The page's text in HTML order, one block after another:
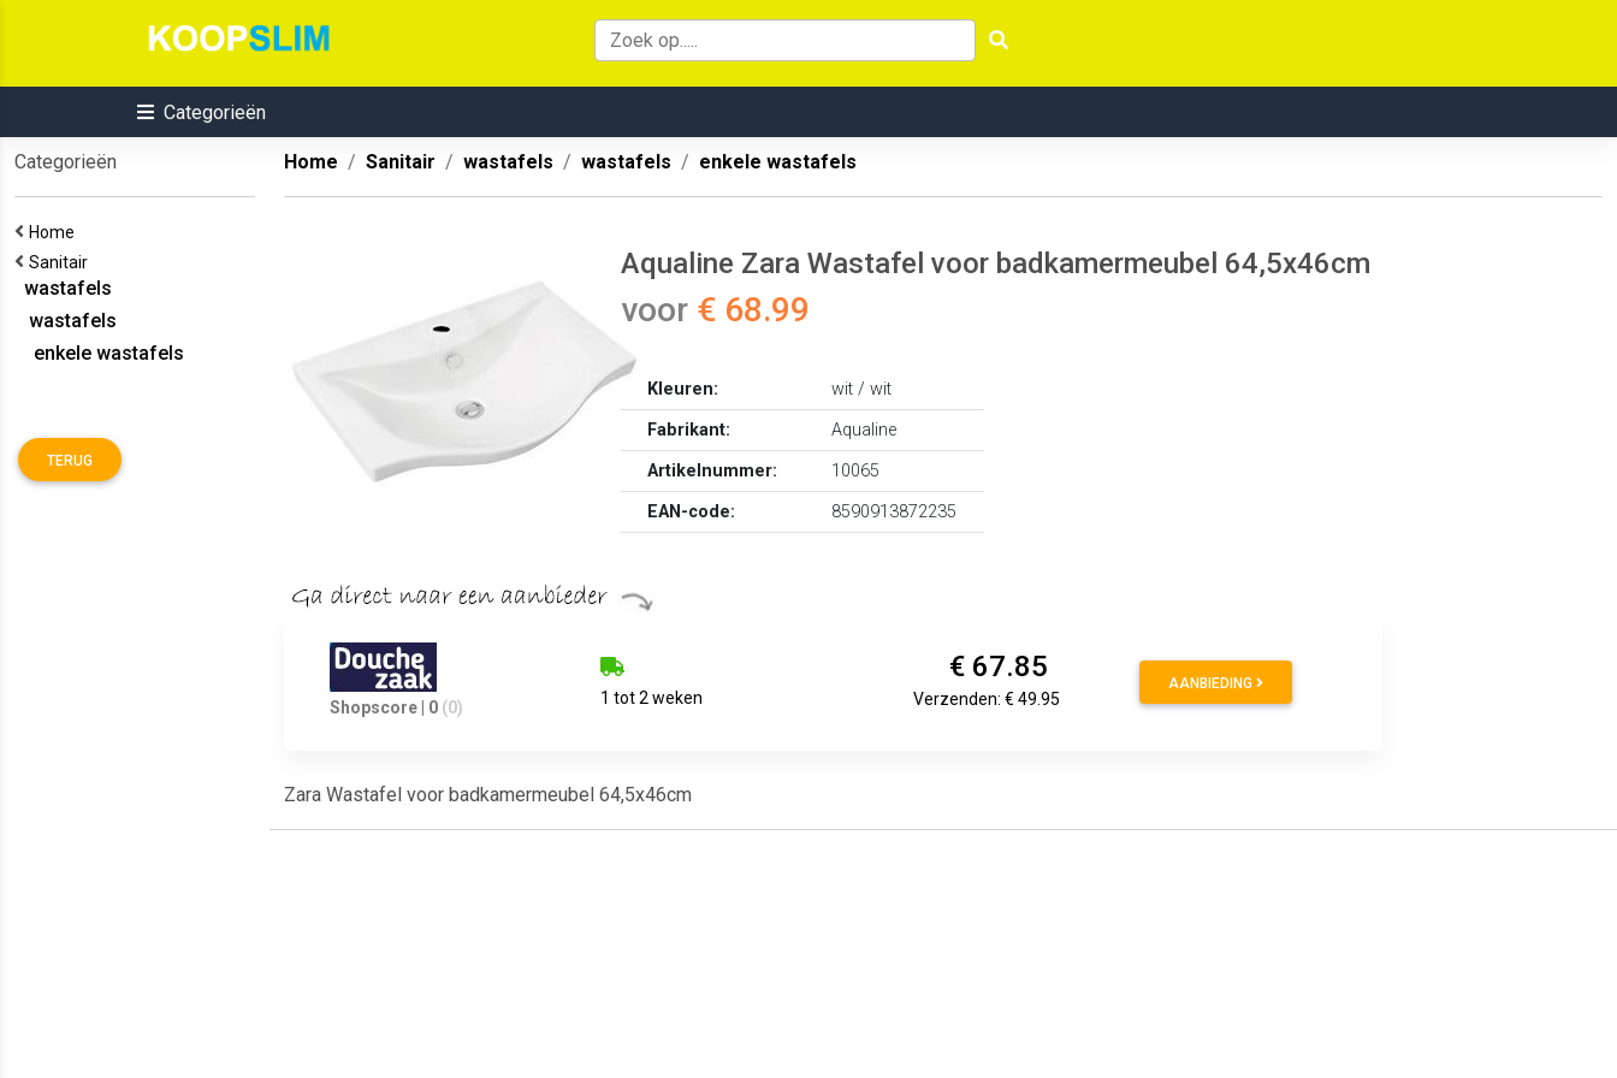
Categorieën
Categorieën
Home
Sanitair
wastafels
wastafels
enkele wastafels
TERUG
Home Sanitair wastafels wastafels enkele wastafels
Aqualine Zara Wastafel voor badkamermeubel 64,5x46cm
voor € 68.99
Kleuren:
wit / wit
Fabrikant:
Aqualine
Artikelnummer:
10065
EAN-code:
8590913872235
Shopscore | 0 (0) 1 tot 2 weken
€ 67.85
Verzenden: € 49.95
AANBIEDING
Zara Wastafel voor badkamermeubel 64,5x46cm